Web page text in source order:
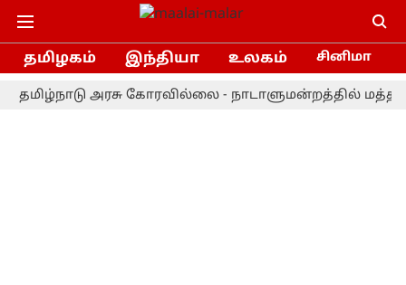
தமிழகம் இந்தியா உலகம் சினிமா
அரசு கோரவில்லை - நாடாளுமன்றத்தில் மத்திய